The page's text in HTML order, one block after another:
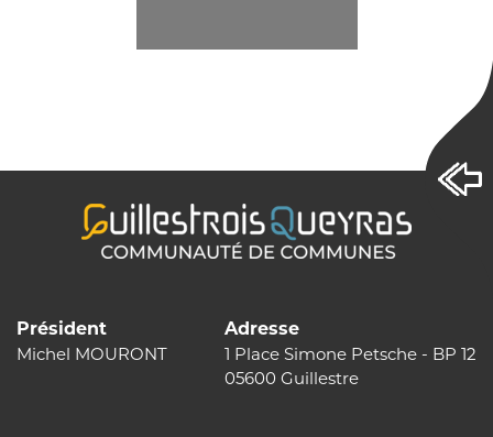
Président
Michel MOURONT
Adresse
1 Place Simone Petsche - BP 12
05600 Guillestre